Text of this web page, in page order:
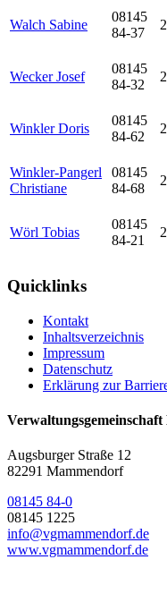
Walch Sabine
08145
84-37
Wecker Josef
08145
84-32
Winkler Doris
08145
84-62
Winkler-Pangerl
Christiane
08145
84-68
Wörl Tobias
08145
84-21
Quicklinks
Kontakt
Inhaltsverzeichnis
Impressum
Datenschutz
Erklärung zur
Augsburger Straße 12
82291 Mammendorf
08145 84-0
08145 1225
info@vgmammendorf.de
www.vgmammendorf.de